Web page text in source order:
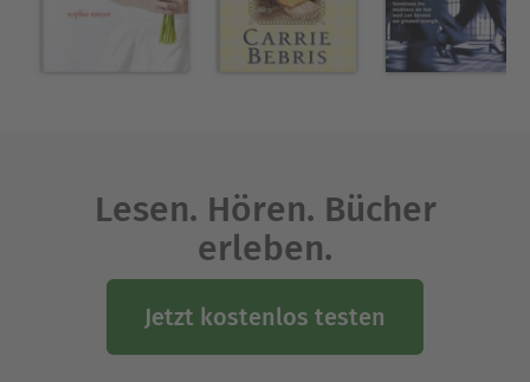
LAS QUE ARRANCA LA NARRACIÓN Diario de un
artista suicida.?
Lesen. Hören. Bücher
erleben.
Jetzt kostenlos testen